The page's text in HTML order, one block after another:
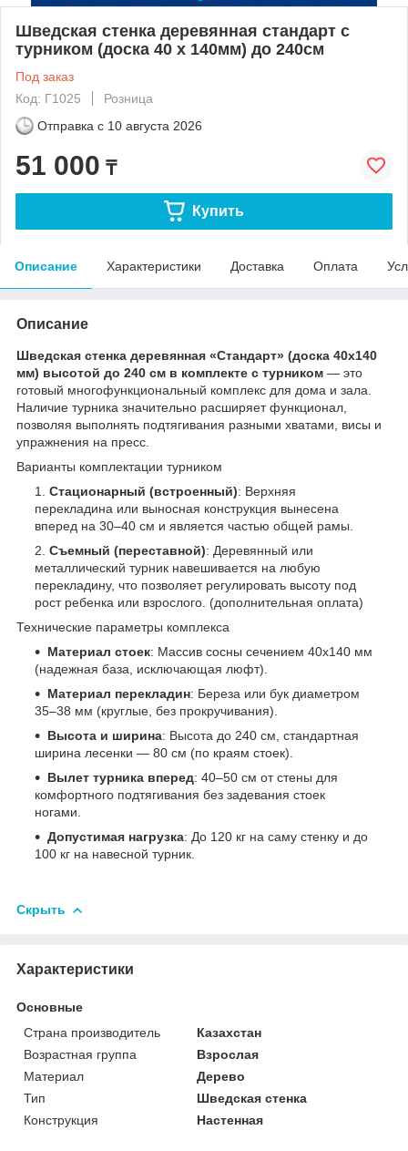
Шведская стенка деревянная стандарт с
турником (доска 40 х 140мм) до 240см
Под заказ
Код: Г1025
Розница
Отправка с 10 августа 2026
51 000 ₸
Купить
Описание Характеристики Доставка Оплата
Описание
Шведская стенка деревянная «Стандарт» (доска 40х140
мм) высотой до 240 см в комплекте с турником — это
готовый многофункциональный комплекс для дома и зала.
Наличие турника значительно расширяет функционал,
позволяя выполнять подтягивания разными хватами, висы и
упражнения на пресс.
Варианты комплектации турником
Стационарный (встроенный): Верхняя
перекладина или выносная конструкция вынесена
вперед на 30–40 см и является частью общей рамы.
Съемный (переставной): Деревянный или
металлический турник навешивается на любую
перекладину, что позволяет регулировать высоту под
рост ребенка или взрослого. (дополнительная оплата)
Технические параметры комплекса
Материал стоек: Массив сосны сечением 40х140 мм
(надежная база, исключающая люфт).
Материал перекладин: Береза или бук диаметром
35–38 мм (круглые, без прокручивания).
Высота и ширина: Высота до 240 см, стандартная
ширина лесенки — 80 см (по краям стоек).
Вылет турника вперед: 40–50 см от стены для
комфортного подтягивания без задевания стоек
ногами.
Допустимая нагрузка: До 120 кг на саму стенку и до
100 кг на навесной турник.
Скрыть
Характеристики
Основные
Страна производитель
Казахстан
Возрастная группа
Взрослая
Материал
Дерево
Тип
Шведская стенка
Конструкция
Настенная